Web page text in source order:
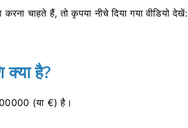
चाहते हैं, तो कृपया नीचे दिया गया वीडियो देखें:
है?
(या €) है।